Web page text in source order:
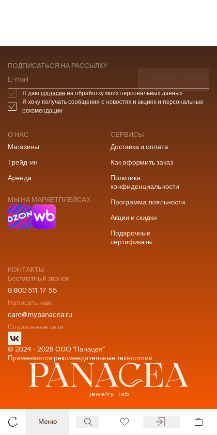
Меню
О НАС
Магазины
Трейд-ин
Аренда
МЫ НА МАРКЕТПЛЕЙСАХ
СЕРВИСЫ
Доставка и оплата
Как оформить заказ
Политика
конфиденциальности
Программа лояльности
Акции и скидки
Подарочные
сертификаты
КОНТАКТЫ
Бесплатный звонок
8 800 511-17-55
Написать нам
care@mypanacea.ru
Социальные сети
© 2024 - 2026 ООО "Панацея"
Применяются рекомендательные технологии
ПОДПИСАТЬСЯ НА РАССЫЛКУ
E-mail
Я даю согласие на обработку моих персональных данных
Я хочу получать сообщения о новостях и акциях и персональные
рекомендации